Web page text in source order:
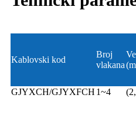
Kablovski kod
Broj
vlakana
GJYXCH/GJYXFCH 1~4